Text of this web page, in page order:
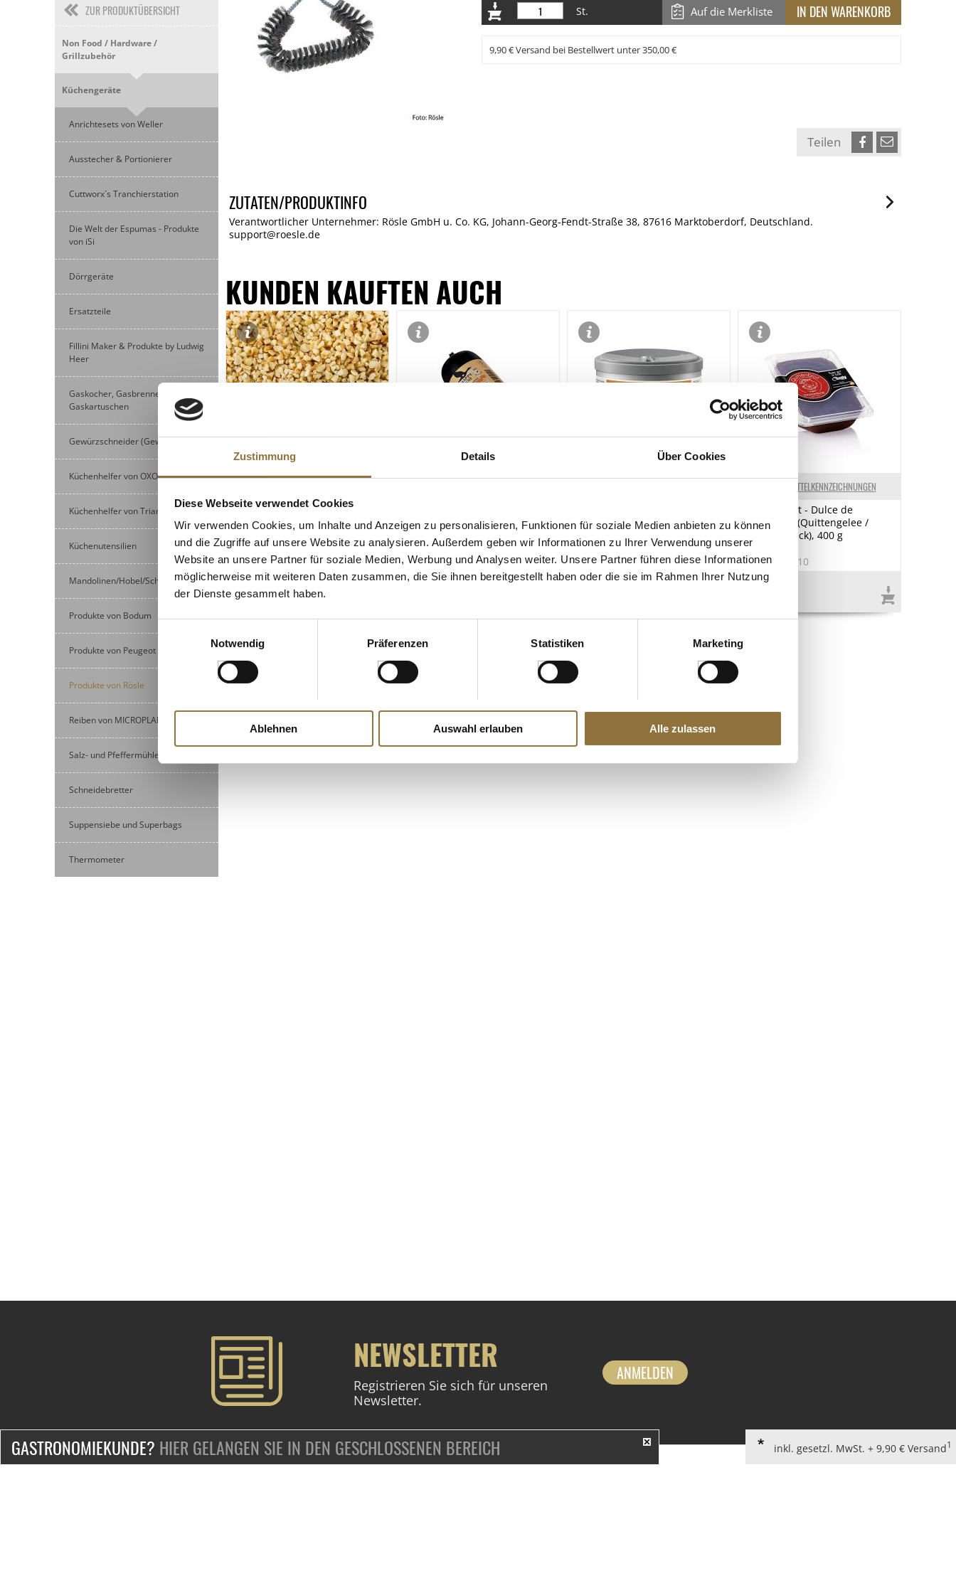
Zustimmung Details Über Cookies
Diese Webseite verwendet Cookies
Wir verwenden Cookies, um Inhalte und Anzeigen zu personalisieren, Funktionen für soziale Medien anbieten zu können
und die Zugriffe auf unsere Website zu analysieren. Außerdem geben wir Informationen zu Ihrer Verwendung unserer
Website an unsere Partner für soziale Medien, Werbung und Analysen weiter. Unsere Partner führen diese Informationen
möglicherweise mit weiteren Daten zusammen, die Sie ihnen bereitgestellt haben oder die sie im Rahmen Ihrer Nutzung
der Dienste gesammelt haben.
Notwendig
Präferenzen Statistiken Marketing
Ablehnen Auswahl erlauben Alle zulassen
ZUR PRODUKTÜBERSICHT
Non Food / Hardware /
Grillzubehör
Küchengeräte
Anrichtesets von Weller
Ausstecher & Portionierer
Cuttworx´s Tranchierstation
Die Welt der Espumas - Produkte
von iSi
Dörrgeräte
Ersatzteile
Fillini Maker & Produkte by Ludwig
Heer
Gaskocher, Gasbrenner und
Gaskartuschen
Gewürzschneider (Gewürzmühlen)
Küchenhelfer von OXO
Küchenhelfer von Triangle
Küchenutensilien
Mandolinen/Hobel/Schneider
Produkte von Bodum
Produkte von Peugeot
Produkte von Rösle
Reiben von MICROPLANE
Salz- und Pfeffermühlen
Schneidebretter
Suppensiebe und Superbags
Thermometer
St. Auf die Merkliste
9,90 € Versand bei Bestellwert unter 350,00 €
Teilen
ZUTATEN/PRODUKTINFO
Verantwortlicher Unternehmer: Rösle GmbH u. Co. KG, Johann-Georg-Fendt-Straße 38, 87616 Marktoberdorf, Deutschland.
support@roesle.de
KUNDEN KAUFTEN AUCH
Haselnüsse, gehackt, geröstet,
2,5 kg
Art.Nr.:11909
€ 103,43
€ 41,37/ kg
EthicLine, BIO, 250 g
Art.Nr.:61965
€ 33,37
Gewürzzubereitung, für
französisch inspirierte
Lousianaküche, 280 g
Art.Nr.:28861
€ 15,18
LEBENSMITTELKENNZEICHNUNGEN
Quittenbrot - Dulce de
Membrillo (Quittengelee /
Quittenspeck), 400 g
Art.Nr.:12510
€ 4,98
NEWSLETTER
Registrieren Sie sich für unseren
Newsletter.
ANMELDEN
GASTRONOMIEKUNDE? HIER GELANGEN SIE IN DEN GESCHLOSSENEN BEREICH inkl. gesetzl. MwSt. + 9,90 € Versand1